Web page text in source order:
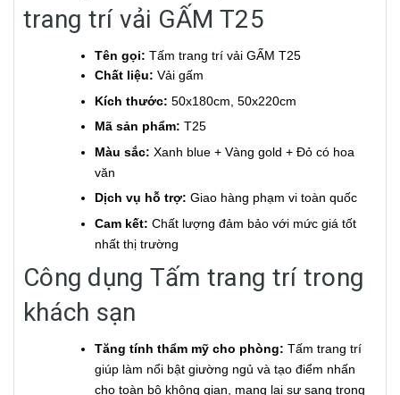
trang trí vải GẤM T25
Tên gọi: Tấm trang trí vải GẤM T25
Chất liệu: Vải gấm
Kích thước: 50x180cm, 50x220cm
Mã sản phẩm: T25
Màu sắc: Xanh blue + Vàng gold + Đỏ có hoa
văn
Dịch vụ hỗ trợ: Giao hàng phạm vi toàn quốc
Cam kết: Chất lượng đảm bảo với mức giá tốt
nhất thị trường
Công dụng Tấm trang trí trong
khách sạn
Tăng tính thẩm mỹ cho phòng: Tấm trang trí
giúp làm nổi bật giường ngủ và tạo điểm nhấn
cho toàn bộ không gian, mang lại sự sang trọng